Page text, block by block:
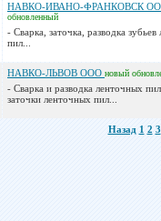
НАВКО-ИВАНО-ФРАНКОВСК
обновленный
- Сварка, заточка, разводка
пил...
НАВКО-ЛЬВОВ ООО новый
- Сварка и разводка ленточных
заточки ленточных пил...
Назад 1 2 3